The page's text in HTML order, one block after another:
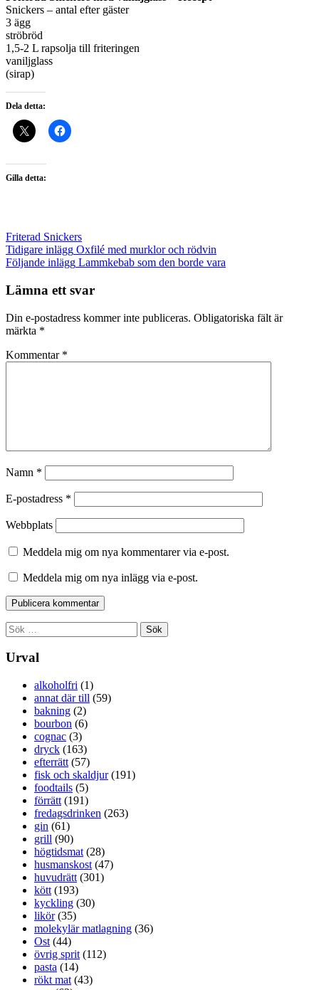
Snickers – antal efter gäster
3 ägg
ströbröd
1,5-2 L rapsolja till friteringen
vaniljglass
(sirap)
Dela detta:
Gilla detta:
Friterad Snickers
Inläggsnavigering
Tidigare inlägg Oxfilé med murklor och rödvin
Följande inlägg Lammkebab som den borde vara
Lämna ett svar
Din e-postadress kommer inte publiceras. Obligatoriska fält är
märkta *
Kommentar *
Namn *
E-postadress *
Webbplats
Meddela mig om nya kommentarer via e-post.
Meddela mig om nya inlägg via e-post.
Sök
efter:
Urval
alkoholfri (1)
annat där till (59)
bakning (2)
bourbon (6)
cognac (3)
dryck (163)
efterrätt (57)
fisk och skaldjur(191)
foodtails (5)
förrätt (191)
fredagsdrinken (263)
gin (61)
grill (90)
högtidsmat (28)
husmanskost (47)
huvudrätt (301)
kött (193)
kyckling (30)
likör(35)
molekylär matlagning (36)
Ost (44)
övrig sprit (112)
pasta (14)
rökt mat (43)